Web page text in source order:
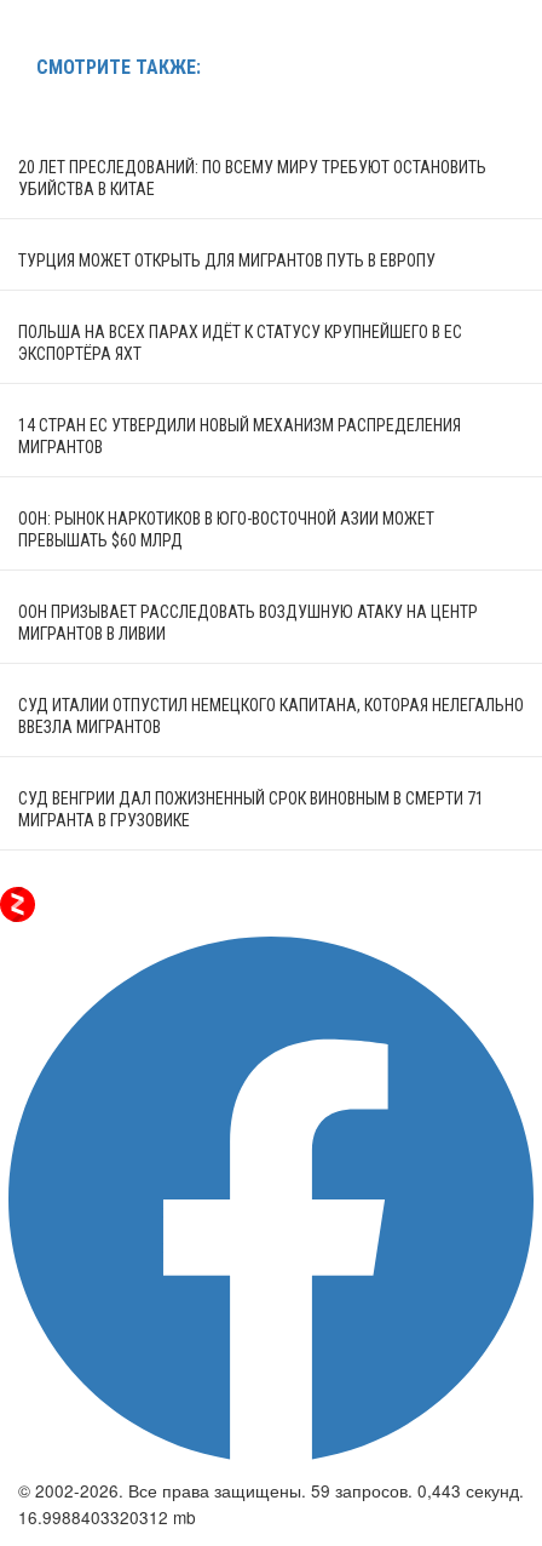
СМОТРИТЕ ТАКЖЕ:
20 ЛЕТ ПРЕСЛЕДОВАНИЙ: ПО ВСЕМУ МИРУ ТРЕБУЮТ ОСТАНОВИТЬ
УБИЙСТВА В КИТАЕ
ТУРЦИЯ МОЖЕТ ОТКРЫТЬ ДЛЯ МИГРАНТОВ ПУТЬ В ЕВРОПУ
ПОЛЬША НА ВСЕХ ПАРАХ ИДЁТ К СТАТУСУ КРУПНЕЙШЕГО В ЕС
ЭКСПОРТЁРА ЯХТ
14 СТРАН ЕС УТВЕРДИЛИ НОВЫЙ МЕХАНИЗМ РАСПРЕДЕЛЕНИЯ
МИГРАНТОВ
ООН: РЫНОК НАРКОТИКОВ В ЮГО-ВОСТОЧНОЙ АЗИИ МОЖЕТ
ПРЕВЫШАТЬ $60 МЛРД
ООН ПРИЗЫВАЕТ РАССЛЕДОВАТЬ ВОЗДУШНУЮ АТАКУ НА ЦЕНТР
МИГРАНТОВ В ЛИВИИ
СУД ИТАЛИИ ОТПУСТИЛ НЕМЕЦКОГО КАПИТАНА, КОТОРАЯ НЕЛЕГАЛЬНО
ВВЕЗЛА МИГРАНТОВ
СУД ВЕНГРИИ ДАЛ ПОЖИЗНЕННЫЙ СРОК ВИНОВНЫМ В СМЕРТИ 71
МИГРАНТА В ГРУЗОВИКЕ
© 2002-2026. Все права защищены. 59 запросов. 0,443 секунд.
16.9988403320312 mb